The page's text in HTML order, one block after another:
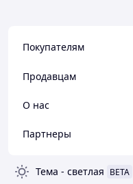
Покупателям
Продавцам
О нас
Партнеры
Тема - светлая BETA